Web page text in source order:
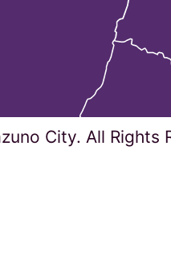
City. All Rights